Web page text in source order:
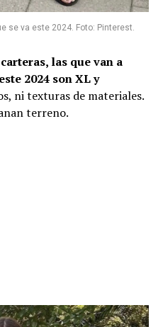
se va este 2024. Foto: Pinterest.
las que van a
2024 son XL y
ni texturas de materiales.
terreno.